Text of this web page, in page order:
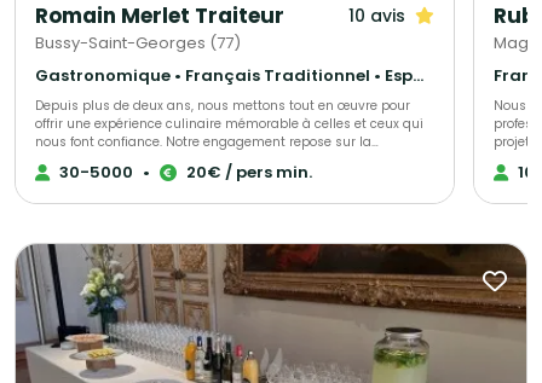
Romain Merlet Traiteur 10 avis
Bussy-Saint-Georges (77)
Gastronomique • Français Traditionnel • Espagnol
Depuis plus de deux ans, nous mettons tout en œuvre pour
offrir une expérience culinaire mémorable à celles et ceux qui
nous font confiance. Notre engagement repose sur la
préparation de produits frais, majoritairement sélectionnés
auprès de producteurs locaux, afin de garantir une qualité
occasion et à chaque budget.
30-5000 • 20€ / pers min.
Nous
projet.